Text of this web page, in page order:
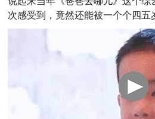
次感受到，竟然还能被一个个四五